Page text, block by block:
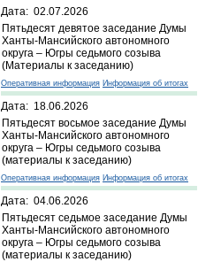
Дата: 02.07.2026
Пятьдесят девятое заседание Думы
Ханты-Мансийского автономного
округа – Югры седьмого созыва
(Материалы к заседанию)
Оперативная информация Информация об итогах
Дата: 18.06.2026
Пятьдесят восьмое заседание Думы
Ханты-Мансийского автономного
округа – Югры седьмого созыва
(материалы к заседанию)
Оперативная информация Информация об итогах
Дата: 04.06.2026
Пятьдесят седьмое заседание Думы
Ханты-Мансийского автономного
округа – Югры седьмого созыва
(материалы к заседанию)